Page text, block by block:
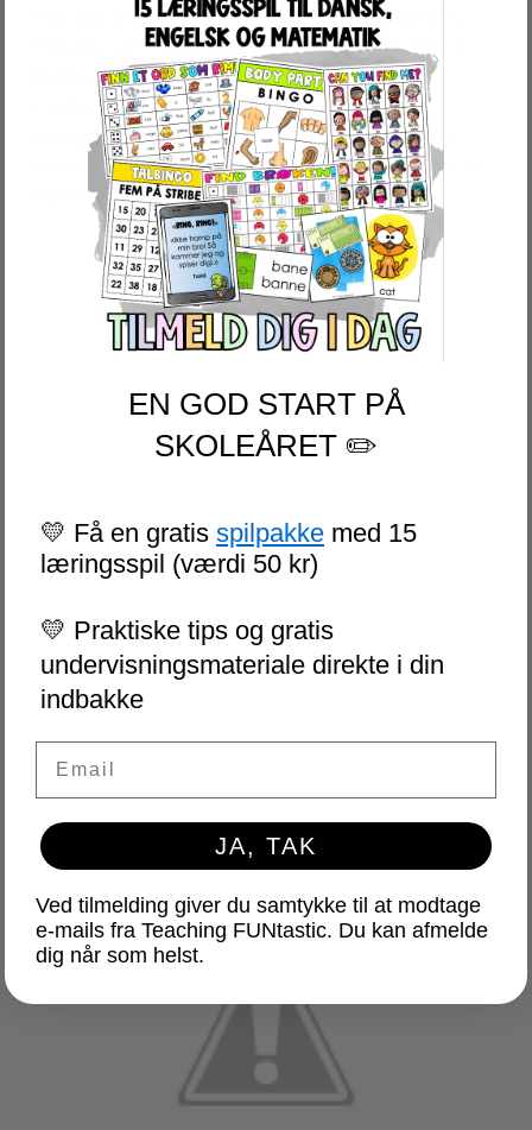
they can swoop cards and try out each others.
This way we`ll have lots of practice and I save a
whole lot of time:)! I always keep the student
created cards for next year as well. For the
youngest learners I have made some vending
machines in A3 (double) size and bigger cards, to
make it easier for those small hands 🙂
EN GOD START PÅ
SKOLEÅRET ✏️
💛 Få en gratis spilpakke med 15
læringsspil (værdi 50 kr)
💛 Praktiske tips og gratis
undervisningsmateriale direkte i din
indbakke
JA, TAK
Ved tilmelding giver du samtykke til at modtage
e-mails fra Teaching FUNtastic. Du kan afmelde
dig når som helst.